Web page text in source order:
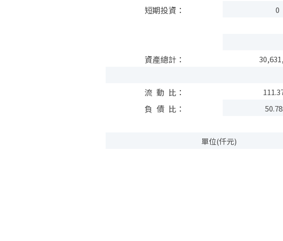
短期投資： 0
資產總計：
流 動 比：
負 債 比：
單位(仟元)